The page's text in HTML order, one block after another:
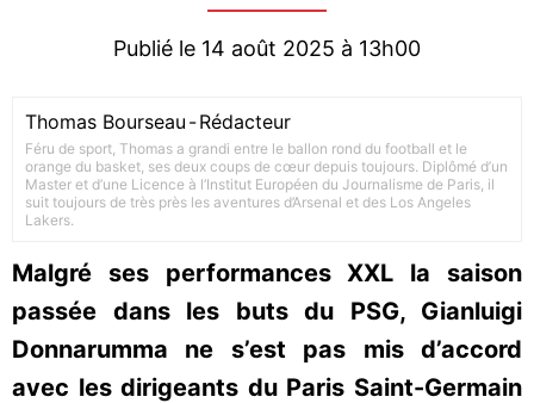
Publié le 14 août 2025 à 13h00
Thomas Bourseau -Rédacteur
Féru de sport, Thomas a grandi entre le ballon rond du football et le
orange du basket, ses deux coups de cœur depuis toujours. Diplômé d’un
Master et d’une Licence à l’Institut Européen du Journalisme de Paris, il
suit toujours de très près les aventures d’Arsenal et des Los Angeles
Lakers.
Malgré ses performances XXL la saison
passée dans les buts du PSG, Gianluigi
Donnarumma ne s’est pas mis d’accord
avec les dirigeants du Paris Saint-Germain